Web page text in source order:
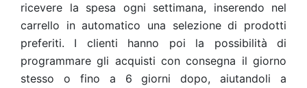
ricevere la spesa ogni settimana, inserendo nel
carrello in automatico una selezione di prodotti
preferiti. I clienti hanno poi la possibilità di
programmare gli acquisti con consegna il giorno
stesso o fino a 6 giorni dopo, aiutandoli a